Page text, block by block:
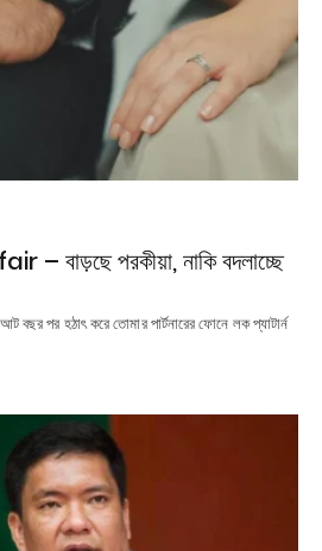
পরকীয়া, নাকি বদলাচ্ছে
হঠাৎ করে তোমার পার্টনারের ফোনে লক প্যাটার্ন